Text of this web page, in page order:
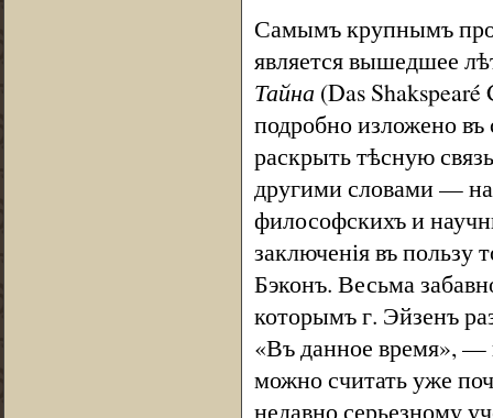
Самымъ крупнымъ
является вышедшее
Тайна (Das
подробно изложено въ
раскрыть тѣсную
другими словами —
философскихъ и
заключенія въ пользу
Бэконъ. Весьма
которымъ г. Эйзенъ
«Въ данное время», —
можно считать уже
недавно серьезному